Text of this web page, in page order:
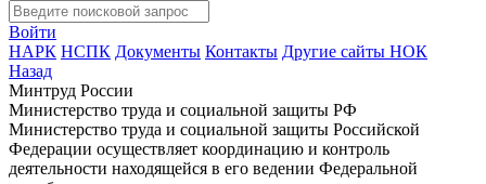
Войти
НАРК НСПК Документы Контакты Другие сайты НОК
Назад
Минтруд России
Министерство труда и социальной защиты РФ
Министерство труда и социальной защиты Российской
Федерации осуществляет координацию и контроль
деятельности находящейся в его ведении Федеральной